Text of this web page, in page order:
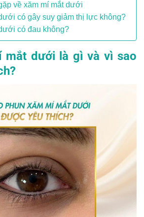
về xăm mí mắt dưới
có gây suy giảm thị lực không?
có đau không?
mắt dưới là gì và vì sao